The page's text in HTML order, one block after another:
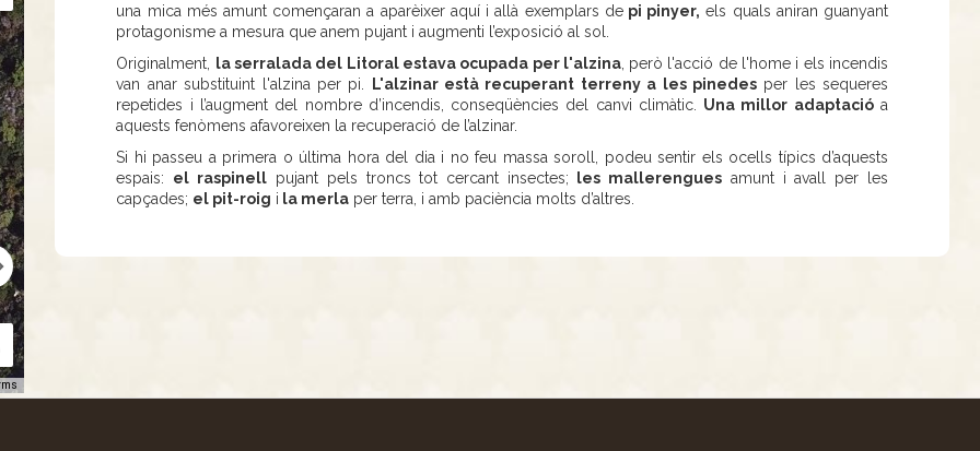
una mica més amunt començaran a aparèixer aquí i allà exemplars depi pinyer, els quals aniran guanyant
protagonisme a mesura que anem pujant i augmenti l’exposició al sol.
Originalment,
la serralada del Litoral estava ocupada per l'alzina, però l'acció de l'home i els incendis
van anar substituint l'alzina per pi.
L'alzinar està recuperant terreny a les pinedesper les sequeres
repetides i l’augment del nombre d’incendis, conseqüències del canvi climàtic. Una millor adaptacióa
aquests fenòmens afavoreixen la recuperació de l’alzinar.
Si hi passeu a primera o última hora del dia i no feu massa soroll, podeu sentir els ocells típics d’aquests
espais: el raspinell pujant pels troncs tot cercant insectes; les mallerenguesamunt i avall per les
capçades; el pit-roig i la merla per terra, i amb paciència molts d’altres.